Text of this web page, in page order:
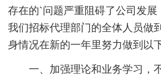
存在的`问题严重阻碍了公司发
我们招标代理部门的全体人员做
身情况在新的一年里努力做到以
一、加强理论和业务学习，